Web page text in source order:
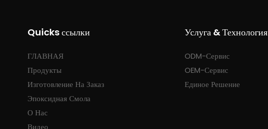
Quicks ссылки
ГЛАВНАЯ
Продукты
Изготовление На Заказ
Эпоксидная Смола
О Нас
Услуга & Технология
ODM-Сервис
OEM-Сервис
Единое Решение